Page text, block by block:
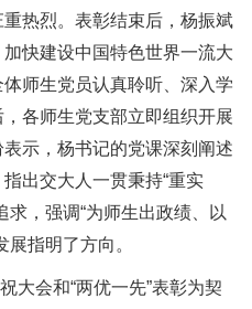
热烈。表彰结束后，杨振斌
快建设中国特色世界一流大
师生党员认真聆听、深入学
各师生党支部立即组织开展
示，杨书记的党课深刻阐述
出交大人一贯秉持“重实
求，强调“为师生出政绩、以
指明了方向。
大会和“两优一先”表彰为契